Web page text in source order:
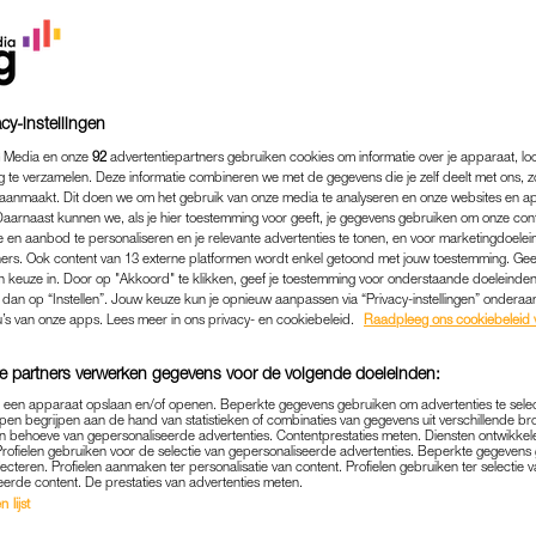
nieuws: haar geliefde teckel Nhaan is op
deelt ze een foto van Nhaan, met daarbij de tekst:
hartendief, mijn schaduw is niet meer.’
DER HEIJDEN
vaak samen op televisie te zien en de hond veroverde in
Nhaan verscheen in programma’s alsHeel Holland Bakt
van haar celebritybestaan.
ze niet. Zo verscheen ze in 2024 samen met
, waarDenkend aan Hollandgenomineerd was. Het
over de rode loper bij het tv-evenement.
instellingen
Media en onze 92 advertentiepartners gebruiken cookies om informatie over je apparaat,
te verzamelen. Deze informatie combineren we met de gegevens die je zelf deelt met ons,
Dit doen we om het gebruik van onze media te analyseren en onze websites en
kunnen we, als je hier toestemming voor geeft, je gegevens gebruiken om onze
en aanbod te personaliseren en je relevante advertenties te tonen, en voor
Ook content van 13 externe platformen wordt enkel getoond met jouw toestemming.
keuze in. Door op "Akkoord" te klikken, geef je toestemming voor onderstaande
op “Instellen”. Jouw keuze kun je opnieuw aanpassen via “Privacy-instellingen”
van onze apps. Lees meer in ons privacy- en cookiebeleid.
Raadpleeg ons cookiebeleid
partners verwerken gegevens voor de volgende doeleinden:
een apparaat opslaan en/of openen. Beperkte gegevens gebruiken om advertenties te
begrijpen aan de hand van statistieken of combinaties van gegevens uit verschillende
behoeve van gepersonaliseerde advertenties. Contentprestaties meten. Diensten
gebruiken voor de selectie van gepersonaliseerde advertenties. Beperkte
Profielen aanmaken ter personalisatie van content. Profielen gebruiken ter selectie
content. De prestaties van advertenties meten.
lijst